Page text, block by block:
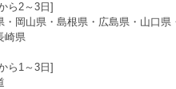
ら2～3日]
・岡山県・島根県・広島県・山口
崎県
ら1～3日]